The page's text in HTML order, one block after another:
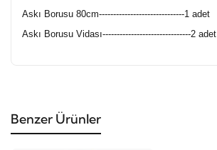
Askı Borusu 80cm------------------------------1 adet
Askı Borusu Vidası-------------------------------2 adet
Benzer Ürünler